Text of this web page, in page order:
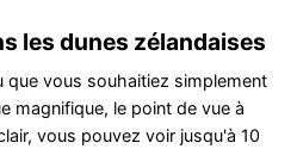
les dunes zélandaises
que vous souhaitiez simplement
magnifique, le point de vue à
vous pouvez voir jusqu'à 10